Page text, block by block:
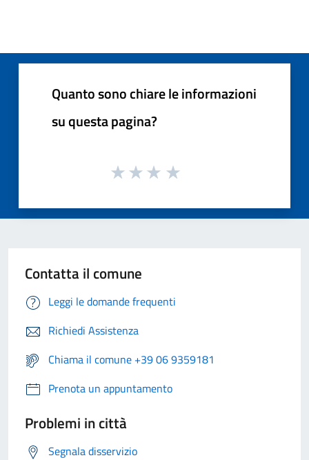
Quanto sono chiare le informazioni
su questa pagina?
Contatta il comune
Leggi le domande frequenti
Richiedi Assistenza
Chiama il comune +39 06 9359181
Prenota un appuntamento
Problemi in città
Segnala disservizio